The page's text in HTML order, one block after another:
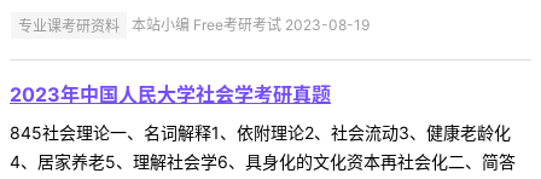
专业课考研资料 本站小编 Free考研考试 2023-08-19
2023年中国人民大学社会学考研真题
845社会理论一、名词解释1、依附理论2、社会流动3、健康老龄化
4、居家养老5、理解社会学6、具身化的文化资本再社会化二、简答